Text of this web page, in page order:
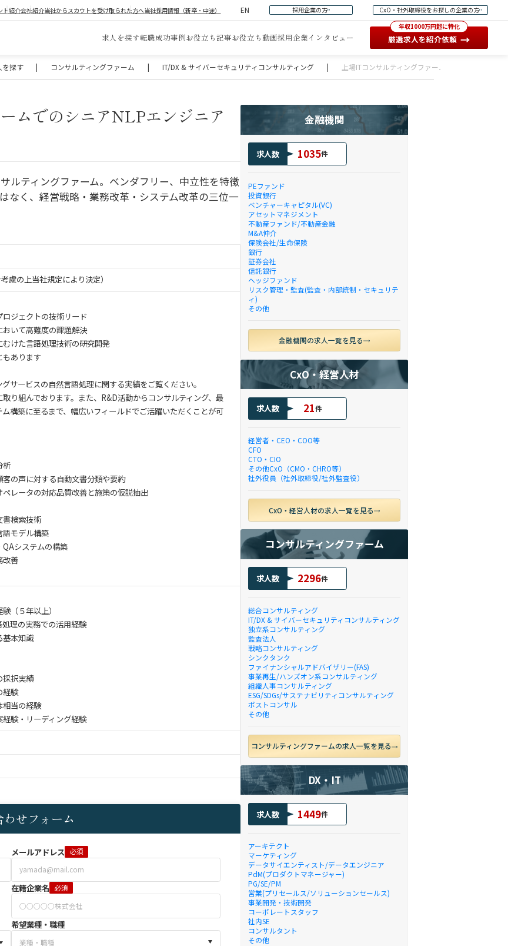
ト紹介会社紹介当社からスカウトを受け取られた方へ当社採用情報（新卒・中途） EN 採用企業の方 CxO・社外取締役をお探しの企業の方
求人を探す転職成功事例お役立ち記事お役立ち動画採用企業インタビュー
年収1000万円超に特化
厳選求人を紹介依頼 →
を探す | コンサルティングファーム | IT/DX & サイバーセキュリティコンサルティング | 上場ITコンサルティングファームでのシニアNLPエ
ムでのシニアNLPエンジニア
ルティングファーム。ベンダフリー、中立性を特徴
なく、経営戦略・業務改革・システム改革の三位一
慮の上当社規定により決定）
ジェクトの技術リード
おいて高難度の課題解決
けた言語処理技術の研究開発
もあります
サービスの自然言語処理に関する実績をご覧ください。
り組んでおります。また、R&D活動からコンサルティング、最
構築に至るまで、幅広いフィールドでご活躍いただくことが可
析
の声に対する自動文書分類や要約
レータの対応品質改善と施策の仮説抽出
書検索技術
語モデル構築
QAシステムの構築
改善
（５年以上）
処理の実務での活用経験
基本知識
採択実績
経験
相当の経験
経験・リーディング経験
わせフォーム
メールアドレス 必須
在籍企業名 必須
希望業種・職種
金融機関
求人数 1035件
PEファンド
投資銀行
ベンチャーキャピタル(VC)
アセットマネジメント
不動産ファンド/不動産金融
M&A仲介
保険会社/生命保険
銀行
証券会社
信託銀行
ヘッジファンド
リスク管理・監査(監査・内部統制・セキュリテ
ィ)
その他
金融機関の求人一覧を見る
CxO・経営人材
求人数 21件
経営者・CEO・COO等
CFO
CTO・CIO
その他CxO（CMO・CHRO等）
社外役員（社外取締役/社外監査役）
CxO・経営人材の求人一覧を見る
コンサルティングファーム
求人数 2296件
総合コンサルティング
IT/DX & サイバーセキュリティコンサルティング
独立系コンサルティング
監査法人
戦略コンサルティング
シンクタンク
ファイナンシャルアドバイザリー(FAS)
事業再生/ハンズオン系コンサルティング
組織人事コンサルティング
ESG/SDGs/サステナビリティコンサルティング
ポストコンサル
その他
コンサルティングファームの求人一覧を見る
DX・IT
求人数 1449件
アーキテクト
マーケティング
データサイエンティスト/データエンジニア
PdM(プロダクトマネージャー)
PG/SE/PM
営業(プリセールス/ソリューションセールス)
事業開発・技術開発
コーポレートスタッフ
社内SE
コンサルタント
その他